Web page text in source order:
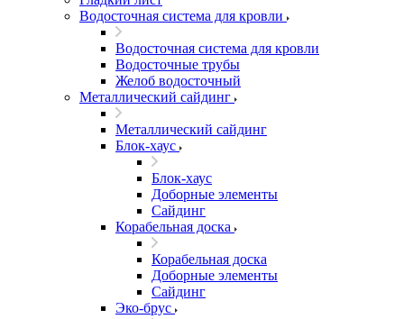
Водосточная система для кровли
Водосточная система для кровли
Водосточные трубы
Желоб водосточный
Металлический сайдинг
Металлический сайдинг
Блок-хаус
Блок-хаус
Доборные элементы
Сайдинг
Корабельная доска
Корабельная доска
Доборные элементы
Сайдинг
Эко-брус